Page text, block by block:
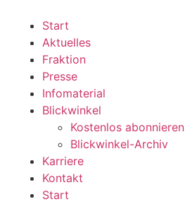
wechseln
Start
Aktuelles
Fraktion
Presse
Infomaterial
Blickwinkel
Kostenlos abonnieren
Blickwinkel-Archiv
Karriere
Kontakt
Start